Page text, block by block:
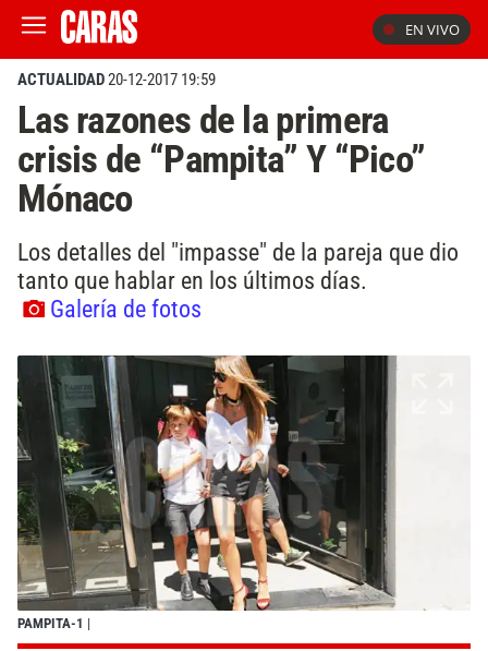
EN VIVO
ACTUALIDAD20-12-2017 19:59
Las razones de la primera
crisis de “Pampita” Y “Pico”
Mónaco
Los detalles del "impasse" de la pareja que dio
tanto que hablar en los últimos días.
Galería de fotos
PAMPITA-1 |